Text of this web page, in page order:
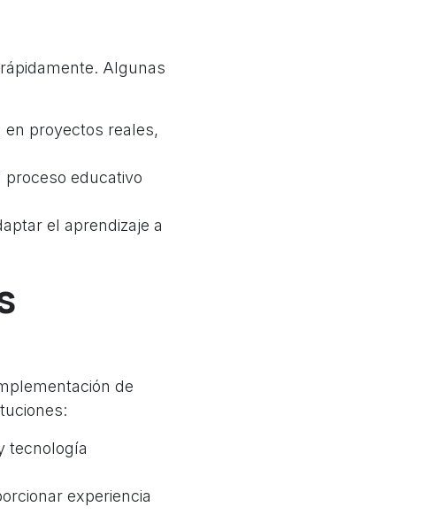
Algunas
en proyectos reales,
proceso educativo
el aprendizaje a
de
tecnología
experiencia